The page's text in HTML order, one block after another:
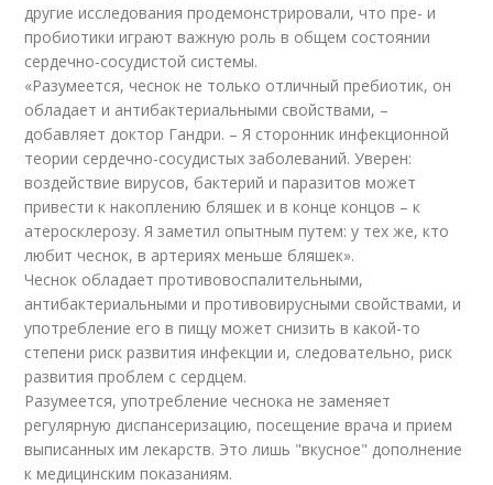
другие исследования продемонстрировали, что пре- и
пробиотики играют важную роль в общем состоянии
сердечно-сосудистой системы.
«Разумеется, чеснок не только отличный пребиотик, он
обладает и антибактериальными свойствами, –
добавляет доктор Гандри. – Я сторонник инфекционной
теории сердечно-сосудистых заболеваний. Уверен:
воздействие вирусов, бактерий и паразитов может
привести к накоплению бляшек и в конце концов – к
атеросклерозу. Я заметил опытным путем: у тех же, кто
любит чеснок, в артериях меньше бляшек».
Чеснок обладает противовоспалительными,
антибактериальными и противовирусными свойствами, и
употребление его в пищу может снизить в какой-то
степени риск развития инфекции и, следовательно, риск
развития проблем с сердцем.
Разумеется, употребление чеснока не заменяет
регулярную диспансеризацию, посещение врача и прием
выписанных им лекарств. Это лишь "вкусное" дополнение
к медицинским показаниям.